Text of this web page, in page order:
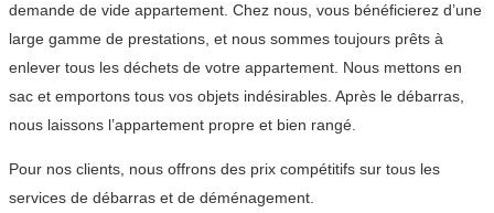
demande de vide appartement. Chez nous, vous bénéficierez d’une
large gamme de prestations, et nous sommes toujours prêts à
enlever tous les déchets de votre appartement. Nous mettons en
sac et emportons tous vos objets indésirables. Après le débarras,
nous laissons l’appartement propre et bien rangé.
Pour nos clients, nous offrons des prix compétitifs sur tous les
services de débarras et de déménagement.